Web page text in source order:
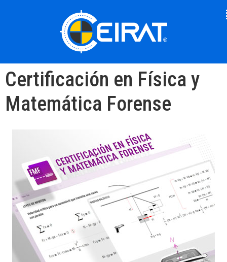
Certificación en Física y
Matemática Forense